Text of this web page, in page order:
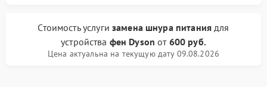
Стоимость услуги замена шнура питаниядля
устройства фен Dyson от 600 руб.
Цена актуальна на текущую дату 09.08.2026